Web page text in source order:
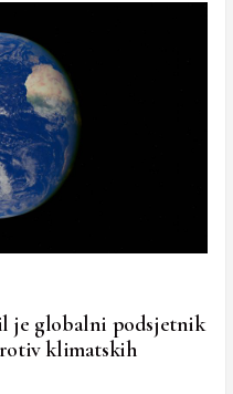
je globalni podsjetnik
klimatskih